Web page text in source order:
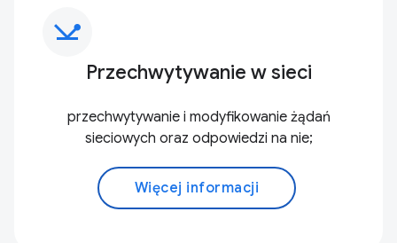
network_ping
Przechwytywanie w sieci
przechwytywanie i modyfikowanie żądań
sieciowych oraz odpowiedzi na nie;
Więcej informacji